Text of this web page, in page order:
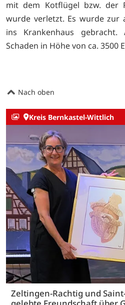
mit dem Kotflügel bzw. der
wurde verletzt. Es wurde zur
ins Krankenhaus
Schaden in Höhe von ca. 3500
Nach oben
Kreis Bernkastel-Wittlich
Zeltingen-Rachtig und